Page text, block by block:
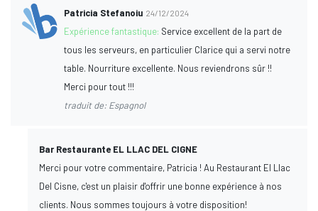
Patricia Stefanoiu 24/12/2024
Expérience fantastique: Service excellent de la part de
tous les serveurs, en particulier Clarice qui a servi notre
table. Nourriture excellente. Nous reviendrons sûr !!
Merci pour tout !!!
traduit de: Espagnol
Bar Restaurante EL LLAC DEL CIGNE
Merci pour votre commentaire, Patricia ! Au Restaurant El Llac
Del Cisne, c'est un plaisir d'offrir une bonne expérience à nos
clients. Nous sommes toujours à votre disposition!